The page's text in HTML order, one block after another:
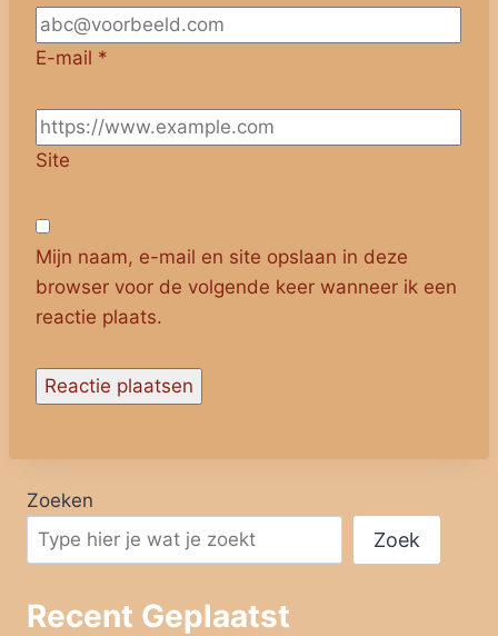
E-mail *
Site
Mijn naam, e-mail en site opslaan in deze
browser voor de volgende keer wanneer ik een
reactie plaats.
Zoeken
Zoek
Recent Geplaatst